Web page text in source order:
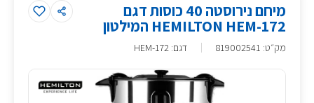
מיחם נירוסטה 40 כוסות דגם
HEMILTON HEM-172 המילטון
מק״ט:
819002541 דגם: HEM-172